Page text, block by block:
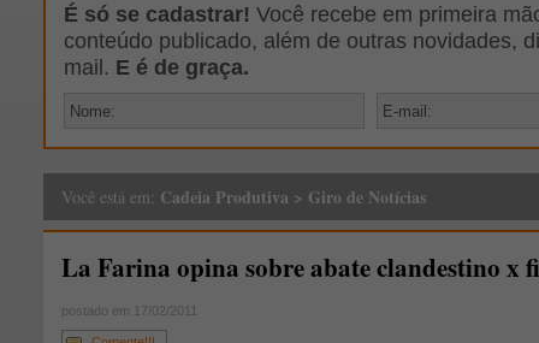
É só se cadastrar! Você recebe em primeira
conteúdo publicado, além de outras novidades,
mail. E é de graça.
Você está em: Cadeia Produtiva > Giro de Notícias
La Farina opina sobre abate clandestino x
postado em 17/02/2011